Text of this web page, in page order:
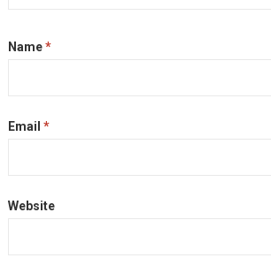
Name*
Email *
Website